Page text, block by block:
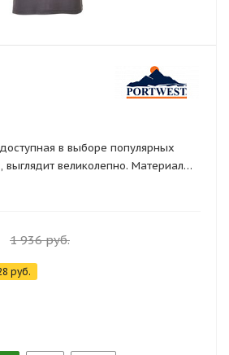
в выборе популярных
выглядит великолепно. Материал
прекрасный вид и после
1 936руб.
руб.